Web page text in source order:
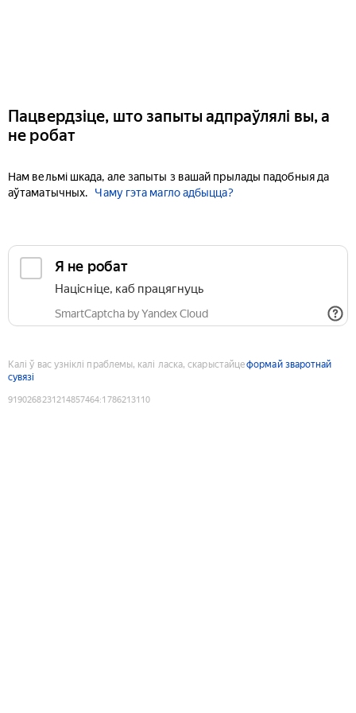
Пацвердзіце, што запыты адпраўлялі вы, а
не робат
Нам вельмі шкада, але запыты з вашай прылады падобныя да
аўтаматычных.
Чаму гэта магло адбыцца?
Я не робат
Націсніце, каб працягнуць
SmartCaptcha by Yandex Cloud
Калі ў вас узніклі праблемы, калі ласка, скарыстайцеформай зваротнай
сувязі
9190268231214857464:1786213110